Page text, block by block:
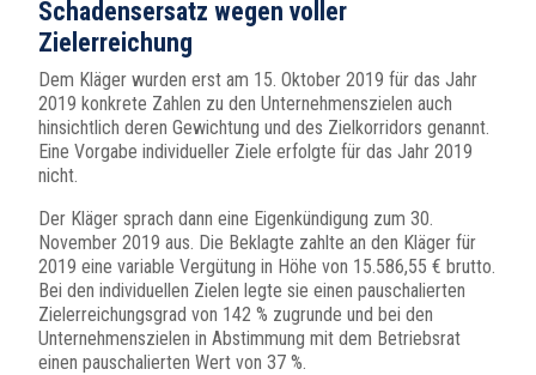
Schadensersatz wegen voller
Zielerreichung
Dem Kläger wurden erst am 15. Oktober 2019 für das Jahr
2019 konkrete Zahlen zu den Unternehmenszielen auch
hinsichtlich deren Gewichtung und des Zielkorridors genannt.
Eine Vorgabe individueller Ziele erfolgte für das Jahr 2019
nicht.
Der Kläger sprach dann eine Eigenkündigung zum 30.
November 2019 aus. Die Beklagte zahlte an den Kläger für
2019 eine variable Vergütung in Höhe von 15.586,55 € brutto.
Bei den individuellen Zielen legte sie einen pauschalierten
Zielerreichungsgrad von 142 % zugrunde und bei den
Unternehmenszielen in Abstimmung mit dem Betriebsrat
einen pauschalierten Wert von 37 %.